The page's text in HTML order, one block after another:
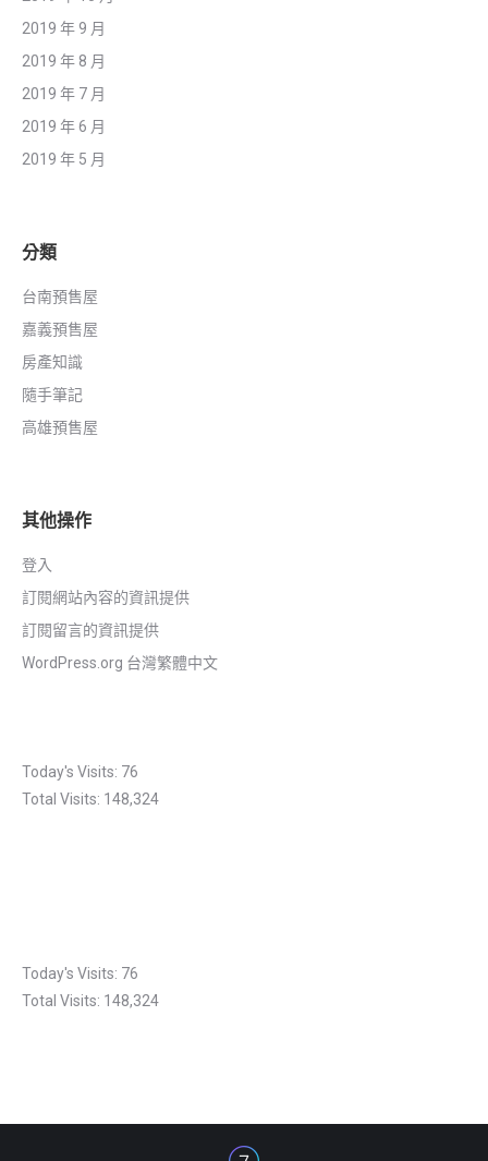
2019 年 9 月
2019 年 8 月
2019 年 7 月
2019 年 6 月
2019 年 5 月
分類
台南預售屋
嘉義預售屋
房產知識
隨手筆記
高雄預售屋
其他操作
登入
訂閱網站內容的資訊提供
訂閱留言的資訊提供
WordPress.org 台灣繁體中文
Today's Visits: 76
Total Visits: 148,324
Today's Visits: 76
Total Visits: 148,324